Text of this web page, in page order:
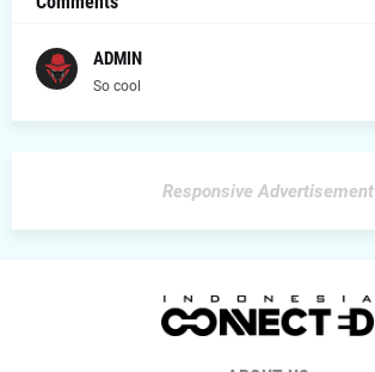
ADMIN
So cool
Responsive Advertisement